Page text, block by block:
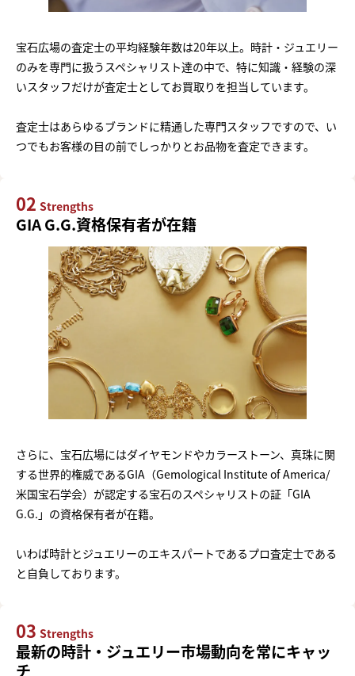
宝石広場の査定士の平均経験年数は20年以上。時計・ジュエリー
のみを専門に扱うスペシャリスト達の中で、特に知識・経験の深
いスタッフだけが査定士としてお買取りを担当しています。
査定士はあらゆるブランドに精通した専門スタッフですので、い
つでもお客様の目の前でしっかりとお品物を査定できます。
02 Strengths
GIA G.G.資格保有者が在籍
さらに、宝石広場にはダイヤモンドやカラーストーン、真珠に関
する世界的権威であるGIA（Gemological Institute of America/
米国宝石学会）が認定する宝石のスペシャリストの証「GIA
G.G.」の資格保有者が在籍。
いわば時計とジュエリーのエキスパートであるプロ査定士である
と自負しております。
03 Strengths
最新の時計・ジュエリー市場動向を常にキャッ
チ